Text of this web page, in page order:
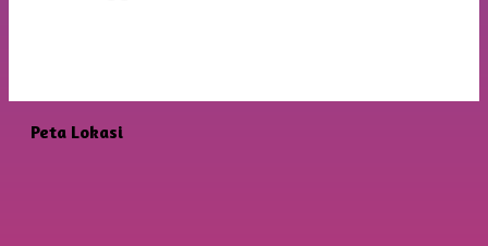
Peta Lokasi